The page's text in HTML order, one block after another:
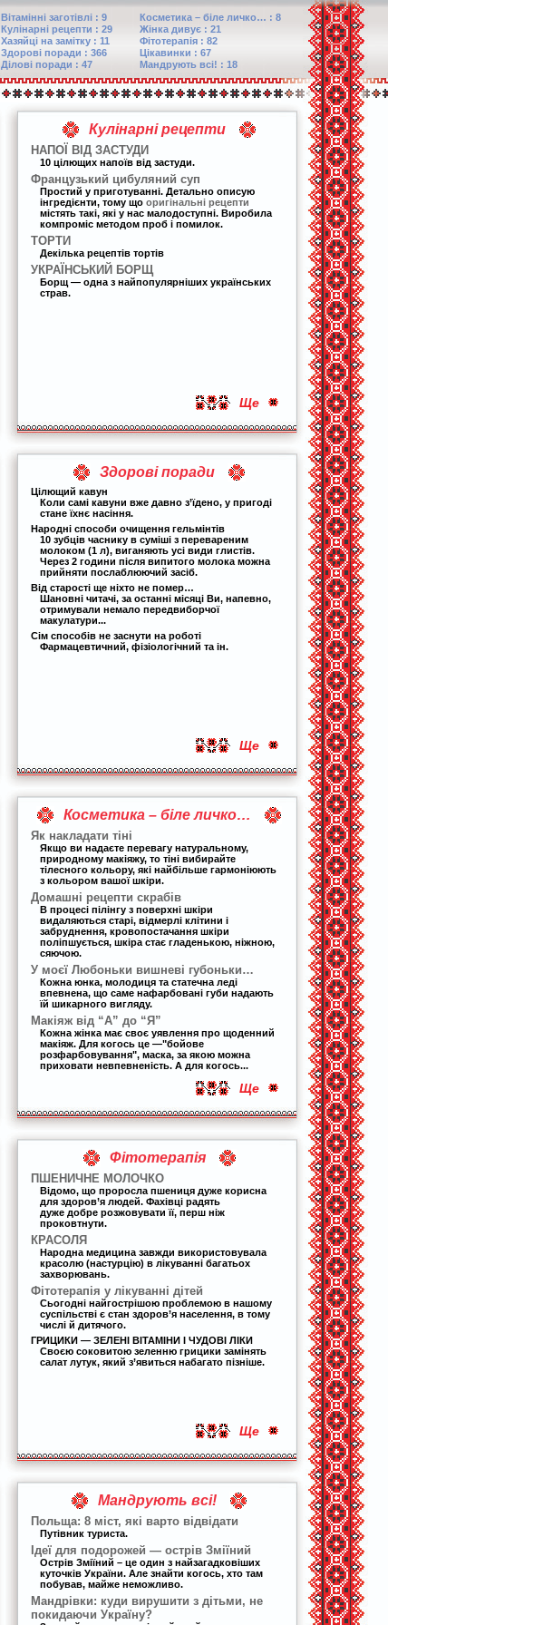
Косметика – біле личко… : 8
Жінка дивує : 21
Фітотерапія : 82
Цікавинки : 67
Мандрують всі! : 18
Вітамінні заготівлі : 9
Кулінарні рецепти : 29
Хазяйці на замітку : 11
Здорові поради : 366
Ділові поради : 47
Кулінарні рецепти
НАПОЇ ВІД ЗАСТУДИ
10 цілющих напоїв від застуди.
Французький цибуляний суп
Простий у приготуванні. Детально описую
інгредієнти, тому що оригінальні рецепти
містять такі, які у нас малодоступні. Виробила
компроміс методом проб і помилок.
ТОРТИ
Декілька рецептів тортів
УКРАЇНСЬКИЙ БОРЩ
Борщ — одна з найпопулярніших українських
страв.
Ще
Здорові поради
Цілющий кавун
Коли самі кавуни вже давно з’їдено, у пригоді
стане їхнє насіння.
Народні способи очищення гельмінтів
10 зубців часнику в суміші з перевареним
молоком (1 л), виганяють усі види глистів.
Через 2 години після випитого молока можна
прийняти послаблюючий засіб.
Від старості ще ніхто не помер…
Шановні читачі, за останні місяці Ви, напевно,
отримували немало передвиборчої
макулатури...
Сім способів не заснути на роботі
Фармацевтичний, фізіологічний та ін.
Ще
Косметика – біле личко…
Як накладати тіні
Якщо ви надаєте перевагу натуральному,
природному макіяжу, то тіні вибирайте
тілесного кольору, які найбільше гармоніюють
з кольором вашої шкіри.
Домашні рецепти скрабів
В процесі пілінгу з поверхні шкіри
видаляються старі, відмерлі клітини і
забруднення, кровопостачання шкіри
поліпшується, шкіра стає гладенькою, ніжною,
сяючою.
У моєї Любоньки вишневі губоньки…
Кожна юнка, молодиця та статечна леді
впевнена, що саме нафарбовані губи надають
їй шикарного вигляду.
Макіяж від “А” до “Я”
Кожна жінка має своє уявлення про щоденний
макіяж. Для когось це —"бойове
розфарбовування", маска, за якою можна
приховати невпевненість. А для когось...
Ще
Фітотерапія
ПШЕНИЧНЕ МОЛОЧКО
Відомо, що проросла пшениця дуже корисна
для здоров’я людей. Фахівці радять
дуже добре розжовувати її, перш ніж
проковтнути.
КРАСОЛЯ
Народна медицина завжди використовувала
красолю (настурцію) в лікуванні багатьох
захворювань.
Фітотерапія у лікуванні дітей
Сьогодні найгострішою проблемою в нашому
суспільстві є стан здоров’я населення, в тому
числі й дитячого.
ГРИЦИКИ — ЗЕЛЕНІ ВІТАМІНИ І ЧУДОВІ ЛІКИ
Своєю соковитою зеленню грицики замінять
салат лутук, який з’явиться набагато пізніше.
Ще
Мандрують всі!
Польща: 8 міст, які варто відвідати
Путівник туриста.
Ідеї для подорожей — острів Зміїний
Острів Зміїний – це один з найзагадковіших
куточків України. Але знайти когось, хто там
побував, майже неможливо.
Мандрівки: куди вирушити з дітьми, не
покидаючи Україну?